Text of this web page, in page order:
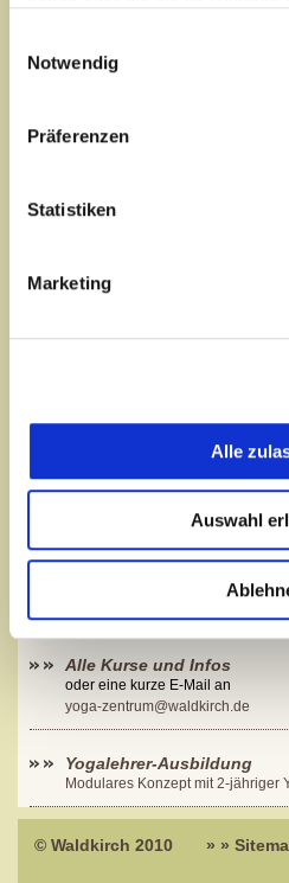
Notwendig
Präferenzen
Statistiken
Marketing
Alle
Auswahl
Birgit Horst, seit vielen Jahren
zweijährige Ausbildung als
Waldkirch im Yoga-
abgeschlossen. Es erfüllt
führe ich meine Schüler auf
über körperliche Ertüchtigung
Großartiges für die körperliche
wahre Stärke – zu entdecken.
Alle Kurse und Infos
oder eine kurze E-Mail an
yoga-zentrum@waldkirch.de
Yogalehrer-Ausbildung
Modulares Konzept mit 2-jähriger
© Waldkirch 2010 » »